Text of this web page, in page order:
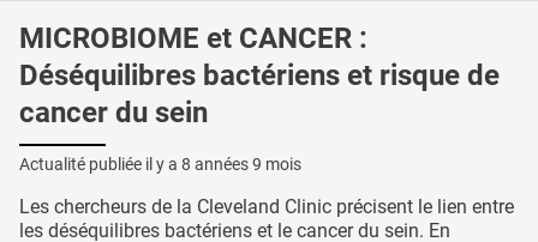
MICROBIOME et CANCER :
Déséquilibres bactériens et risque de
cancer du sein
Actualité publiée il y a 8 années 9 mois
Les chercheurs de la Cleveland Clinic précisent le lien entre
les déséquilibres bactériens et le cancer du sein. En